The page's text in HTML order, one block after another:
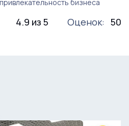
бизнеса
4.9 из 5 Оценок: 50